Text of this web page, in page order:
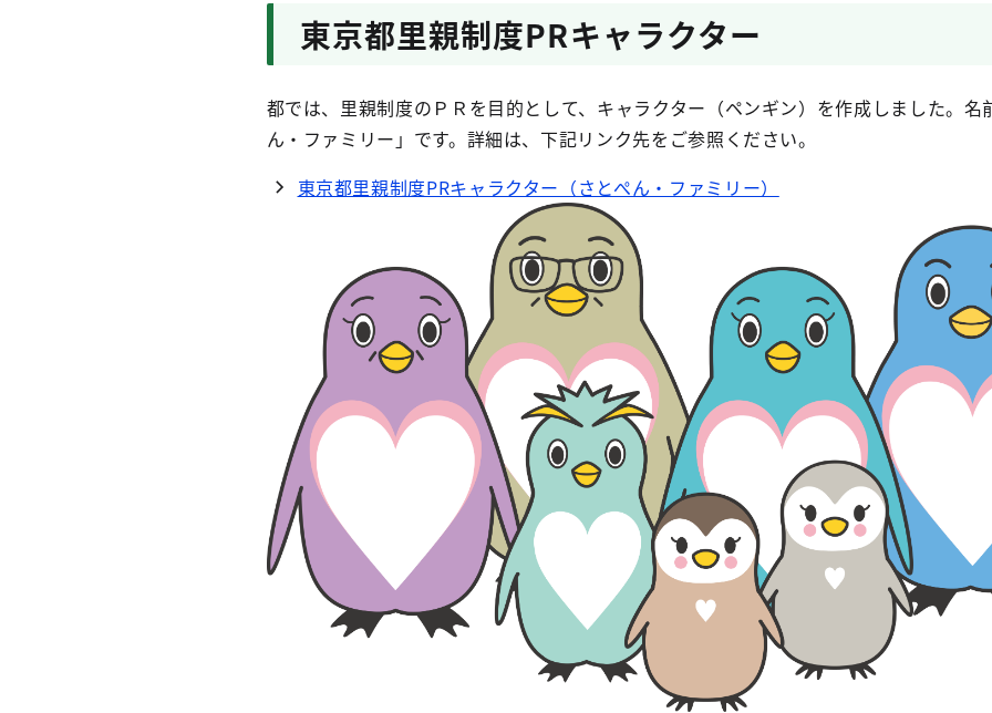
東京都里親制度PRキャラクター
都では、里親制度のＰＲを目的として、キャラクター（ペンギン）を作成しました。名
ん・ファミリー」です。詳細は、下記リンク先をご参照ください。
東京都里親制度PRキャラクター（さとぺん・ファミリー）